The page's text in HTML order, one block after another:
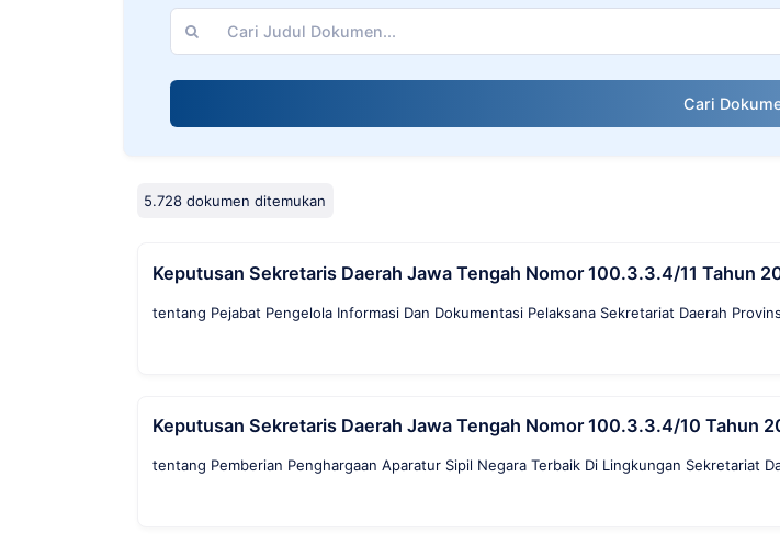
Cari
5.728 dokumen ditemukan
Keputusan Sekretaris Daerah Jawa Tengah Nomor 100.3.3.4/11 Tahun
tentang Pejabat Pengelola Informasi Dan Dokumentasi Pelaksana Sekretariat Daerah
Keputusan Sekretaris Daerah Jawa Tengah Nomor 100.3.3.4/10 Tahun
tentang Pemberian Penghargaan Aparatur Sipil Negara Terbaik Di Lingkungan Sekretariat